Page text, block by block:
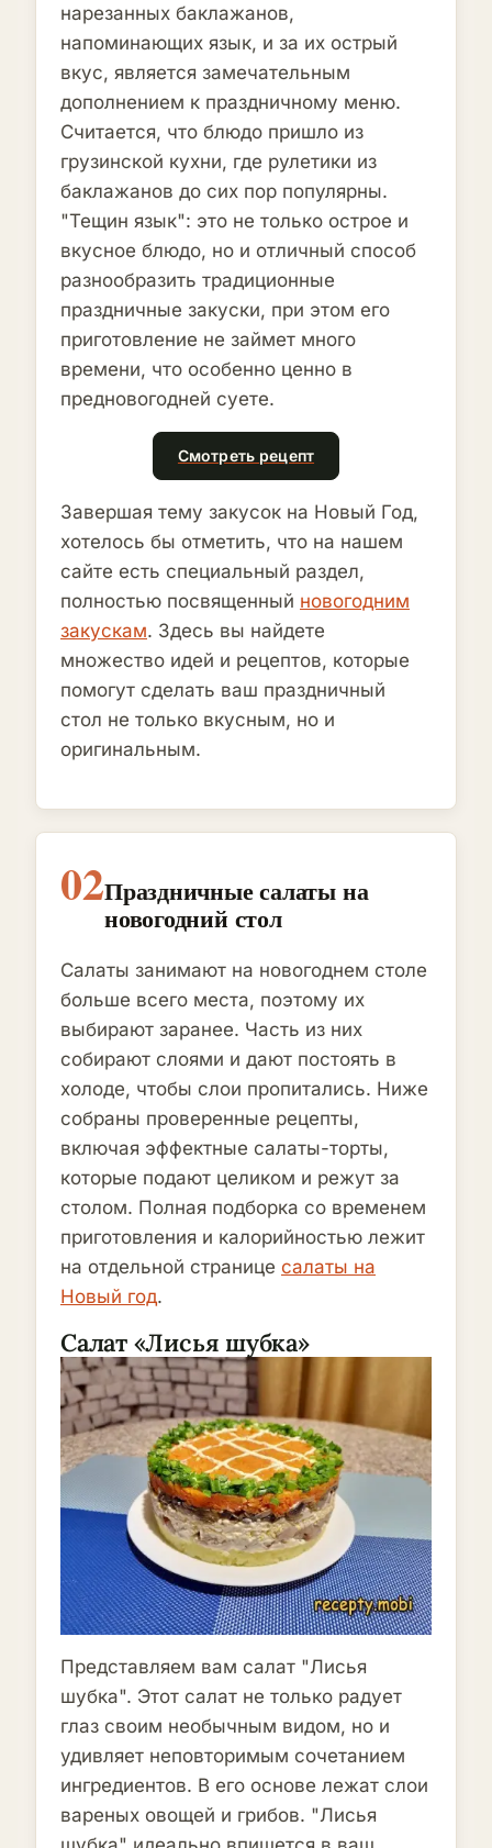
нарезанных баклажанов,
напоминающих язык, и за их острый
вкус, является замечательным
дополнением к праздничному меню.
Считается, что блюдо пришло из
грузинской кухни, где рулетики из
баклажанов до сих пор популярны.
"Тещин язык": это не только острое и
вкусное блюдо, но и отличный способ
разнообразить традиционные
праздничные закуски, при этом его
приготовление не займет много
времени, что особенно ценно в
предновогодней суете.
Смотреть рецепт
Завершая тему закусок на Новый Год,
хотелось бы отметить, что на нашем
сайте есть специальный раздел,
полностью посвященный новогодним
закускам. Здесь вы найдете
множество идей и рецептов, которые
помогут сделать ваш праздничный
стол не только вкусным, но и
оригинальным.
02Праздничные салаты на
новогодний стол
Салаты занимают на новогоднем столе
больше всего места, поэтому их
выбирают заранее. Часть из них
собирают слоями и дают постоять в
холоде, чтобы слои пропитались. Ниже
собраны проверенные рецепты,
включая эффектные салаты-торты,
которые подают целиком и режут за
столом. Полная подборка со временем
приготовления и калорийностью лежит
на отдельной странице салаты на
Новый год.
Салат «Лисья шубка»
Представляем вам салат "Лисья
шубка". Этот салат не только радует
глаз своим необычным видом, но и
удивляет неповторимым сочетанием
ингредиентов. В его основе лежат слои
вареных овощей и грибов. "Лисья